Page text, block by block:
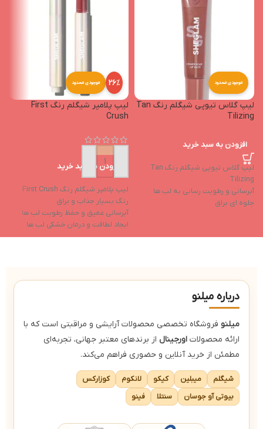
موجودی محدود
لیپ گلاس تیوپی شیگلم رنگ Tan
Tilizing
افزودن به سبد خرید
لیپ گلاس تیوپی شیگلم رنگ Tan
Tilizing
آبرسانی و رطوبت رسانی به لب ها
جلوه ای براق
موجودی محدود 26%
لیپ پلامپر شیگلم رنگ First
Crush
افزودن به سبد خرید
لیپ پلامپر شیگلم رنگ First Crush
رنگ بسیار جذاب و براق
آبرسانی عمیق و حفظ رطوبت لب ها
ایجاد لطافت و درمان خشکی لب ها
حاوی روغن نارگیل و روغن هسته
درباره میلنو
میلنو فروشگاه تخصصی محصولات آرایشی و مراقبتی است که با
ارائه محصولات اورجینال از برندهای معتبر جهانی، تجربه‌ای
مطمئن از خرید آنلاین و حضوری فراهم می‌کند.
شیگلم میبلین کیکو لانکوم
کوزارکس
بیوتی آو جوسان
سنتلا فینو